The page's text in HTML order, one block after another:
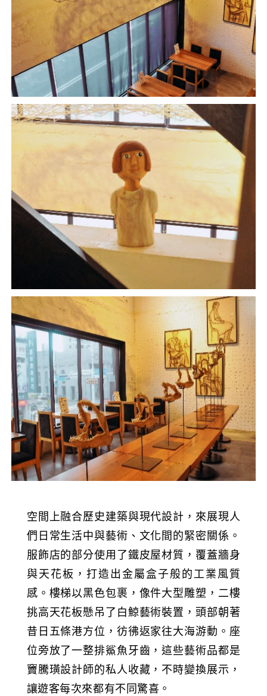
空間上融合歷史建築與現代設計，來展現人
們日常生活中與藝術、文化間的緊密關係。
服飾店的部分使用了鐵皮屋材質，覆蓋牆身
與天花板，打造出金屬盒子般的工業風質
感。樓梯以黑色包裹，像件大型雕塑，二樓
挑高天花板懸吊了白鯨藝術裝置，頭部朝著
昔日五條港方位，彷彿返家往大海游動。座
位旁放了一整排鯊魚牙齒，這些藝術品都是
竇騰璜設計師的私人收藏，不時變換展示，
讓遊客每次來都有不同驚喜。